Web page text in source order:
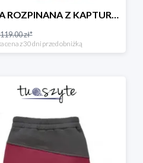
BLUZA ROZPINANA Z KAPTUREM MUCHOMORY
119.00 zł*
cena z 30 dni przed obniżką